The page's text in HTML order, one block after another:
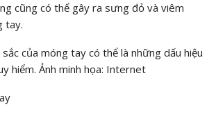
cũng có thể gây ra sưng đỏ và viêm
tay.
của móng tay có thể là những dấu hiệu
hiểm. Ảnh minh họa: Internet